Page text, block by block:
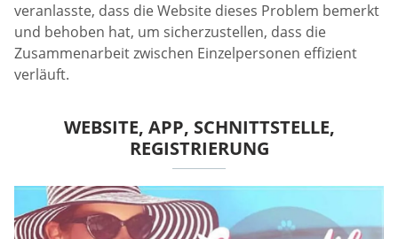
veranlasste, dass die Website dieses Problem bemerkt
und behoben hat, um sicherzustellen, dass die
Zusammenarbeit zwischen Einzelpersonen effizient
verläuft.
WEBSITE, APP, SCHNITTSTELLE,
REGISTRIERUNG